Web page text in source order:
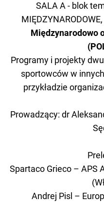
SALA A - blok
Międzynarodowo
Programy i projekty
sportowców w
przykładzie
Prowadzący: dr
Spartaco Grieco – APS
Andrej Pisl –